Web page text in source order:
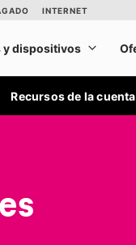
Recursos de la cuenta